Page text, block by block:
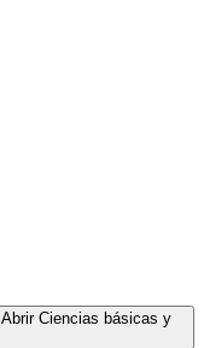
Abrir Ciencias básicas y